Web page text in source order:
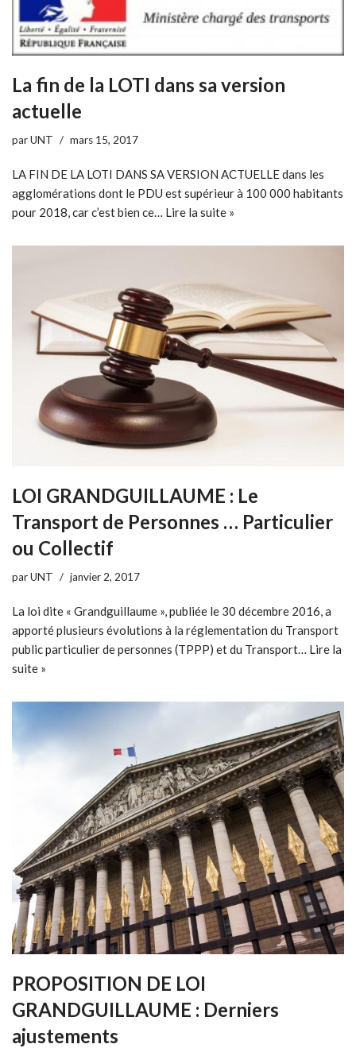
La fin de la LOTI dans sa version
actuelle
parUNT mars 15, 2017
LA FIN DE LA LOTI DANS SA VERSION ACTUELLE dans les
agglomérations dont le PDU est supérieur à 100 000 habitants
pour 2018, car c’est bien ce… Lire la suite »
LOI GRANDGUILLAUME : Le
Transport de Personnes … Particulier
ou Collectif
parUNT janvier 2, 2017
La loi dite « Grandguillaume », publiée le 30 décembre 2016, a
apporté plusieurs évolutions à la réglementation du Transport
public particulier de personnes (TPPP) et du Transport… Lire la
suite »
PROPOSITION DE LOI
GRANDGUILLAUME : Derniers
ajustements